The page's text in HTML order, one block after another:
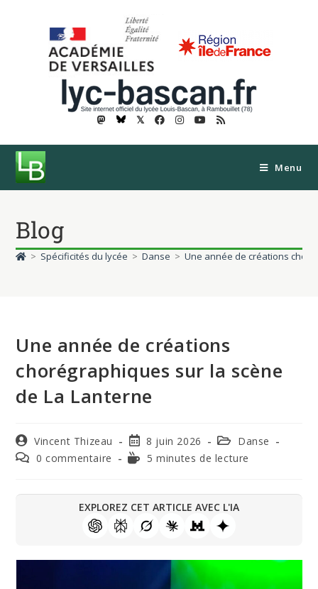
𝕏
Menu
Blog
> Spécificités du lycée > Danse > Une année de créations
Une année de créations
chorégraphiques sur la scène
de La Lanterne
Vincent Thizeau 8 juin 2026
Danse
0 commentaire
5 minutes de lecture
EXPLOREZ CET ARTICLE AVEC L'IA